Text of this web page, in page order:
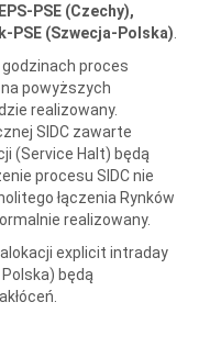
PSE (Czechy),
PSE (Szwecja-Polska)
proces
powyższych
realizowany.
SIDC zawarte
(Service Halt) będą
procesu SIDC nie
łączenia Rynków
realizowany.
explicit intraday
Polska) będą